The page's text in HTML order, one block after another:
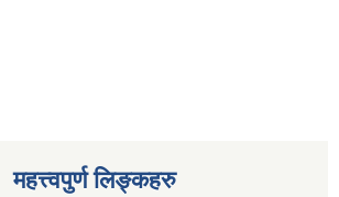
महत्त्वपुर्ण लिङ्कहरु